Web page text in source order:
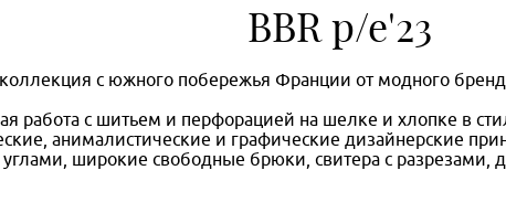
BBR p/e'23
с южного побережья Франции от модного
работа с шитьем и перфорацией на шелке и хлопке в
анималистические и графические дизайнерские
широкие свободные брюки, свитера с разрезами,